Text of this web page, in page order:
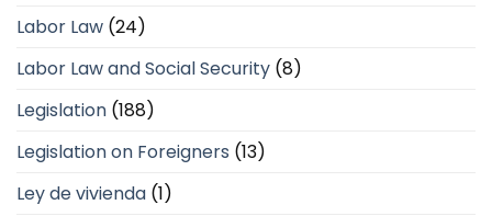
Labor Law (24)
Labor Law and Social Security (8)
Legislation (188)
Legislation on Foreigners (13)
Ley de vivienda (1)